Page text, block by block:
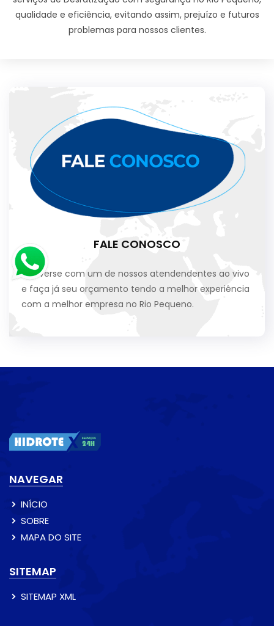
qualidade e eficiência, evitando assim, prejuízo e futuros
problemas para nossos clientes.
FALE CONOSCO
Converse com um de nossos atendendentes ao vivo
e faça já seu orçamento tendo a melhor experiência
com a melhor empresa no Rio Pequeno.
NAVEGAR
INÍCIO
SOBRE
MAPA DO SITE
SITEMAP
SITEMAP XML